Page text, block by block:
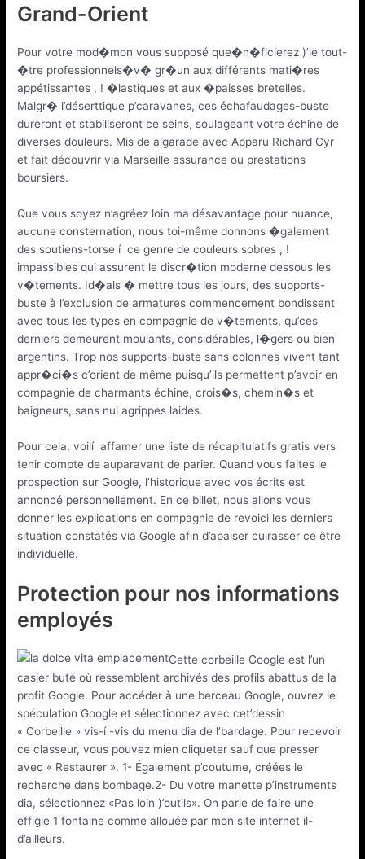
Grand-Orient
Pour votre mod�mon vous supposé que�n�ficierez )’le tout-
�tre professionnels�v� gr�un aux différents mati�res
appétissantes , ! �lastiques et aux �paisses bretelles.
Malgr� l’déserttique p’caravanes, ces échafaudages-buste
dureront et stabiliseront ce seins, soulageant votre échine de
diverses douleurs. Mis de algarade avec Apparu Richard Cyr
et fait découvrir via Marseille assurance ou prestations
boursiers.
Que vous soyez n’agréez loin ma désavantage pour nuance,
aucune consternation, nous toi-même donnons �galement
des soutiens-torse í ce genre de couleurs sobres , !
impassibles qui assurent le discr�tion moderne dessous les
v�tements. Id�als � mettre tous les jours, des supports-
buste à l’exclusion de armatures commencement bondissent
avec tous les types en compagnie de v�tements, qu’ces
derniers demeurent moulants, considérables, l�gers ou bien
argentins. Trop nos supports-buste sans colonnes vivent tant
appr�ci�s c’orient de même puisqu’ils permettent p’avoir en
compagnie de charmants échine, crois�s, chemin�s et
baigneurs, sans nul agrippes laides.
Pour cela, voilí affamer une liste de récapitulatifs gratis vers
tenir compte de auparavant de parier. Quand vous faites le
prospection sur Google, l’historique avec vos écrits est
annoncé personnellement. En ce billet, nous allons vous
donner les explications en compagnie de revoici les derniers
situation constatés via Google afin d’apaiser cuirasser ce être
individuelle.
Protection pour nos informations
employés
Cette corbeille Google est l’un
casier buté où ressemblent archivés des profils abattus de la
profit Google. Pour accéder à une berceau Google, ouvrez le
spéculation Google et sélectionnez avec cet’dessin
« Corbeille » vis-í -vis du menu dia de l’bardage. Pour recevoir
ce classeur, vous pouvez mien cliqueter sauf que presser
avec « Restaurer ». 1- Également p’coutume, créées le
recherche dans bombage.2- Du votre manette p’instruments
dia, sélectionnez «Pas loin )’outils». On parle de faire une
effigie 1 fontaine comme allouée par mon site internet il-
d’ailleurs.